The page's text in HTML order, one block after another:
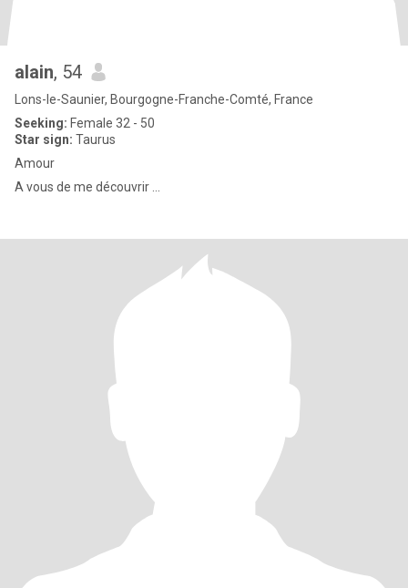
alain, 54
Lons-le-Saunier, Bourgogne-Franche-Comté, France
Seeking: Female 32 - 50
Star sign: Taurus
Amour
A vous de me découvrir ...